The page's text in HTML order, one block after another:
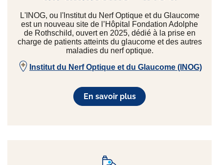
L'INOG, ou l'lnstitut du Nerf Optique et du Glaucome
est un nouveau site de l’Hôpital Fondation Adolphe
de Rothschild, ouvert en 2025, dédié à la prise en
charge de patients atteints du glaucome et des autres
maladies du nerf optique.
Institut du Nerf Optique et du Glaucome (INOG)
En savoir plus